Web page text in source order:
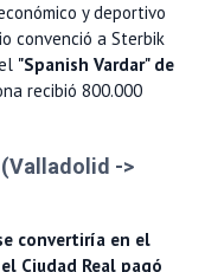
y deportivo
convenció a Sterbik
"Spanish Vardar" de
recibió 800.000
(Valladolid ->
convertiría en el
Ciudad Real pagó